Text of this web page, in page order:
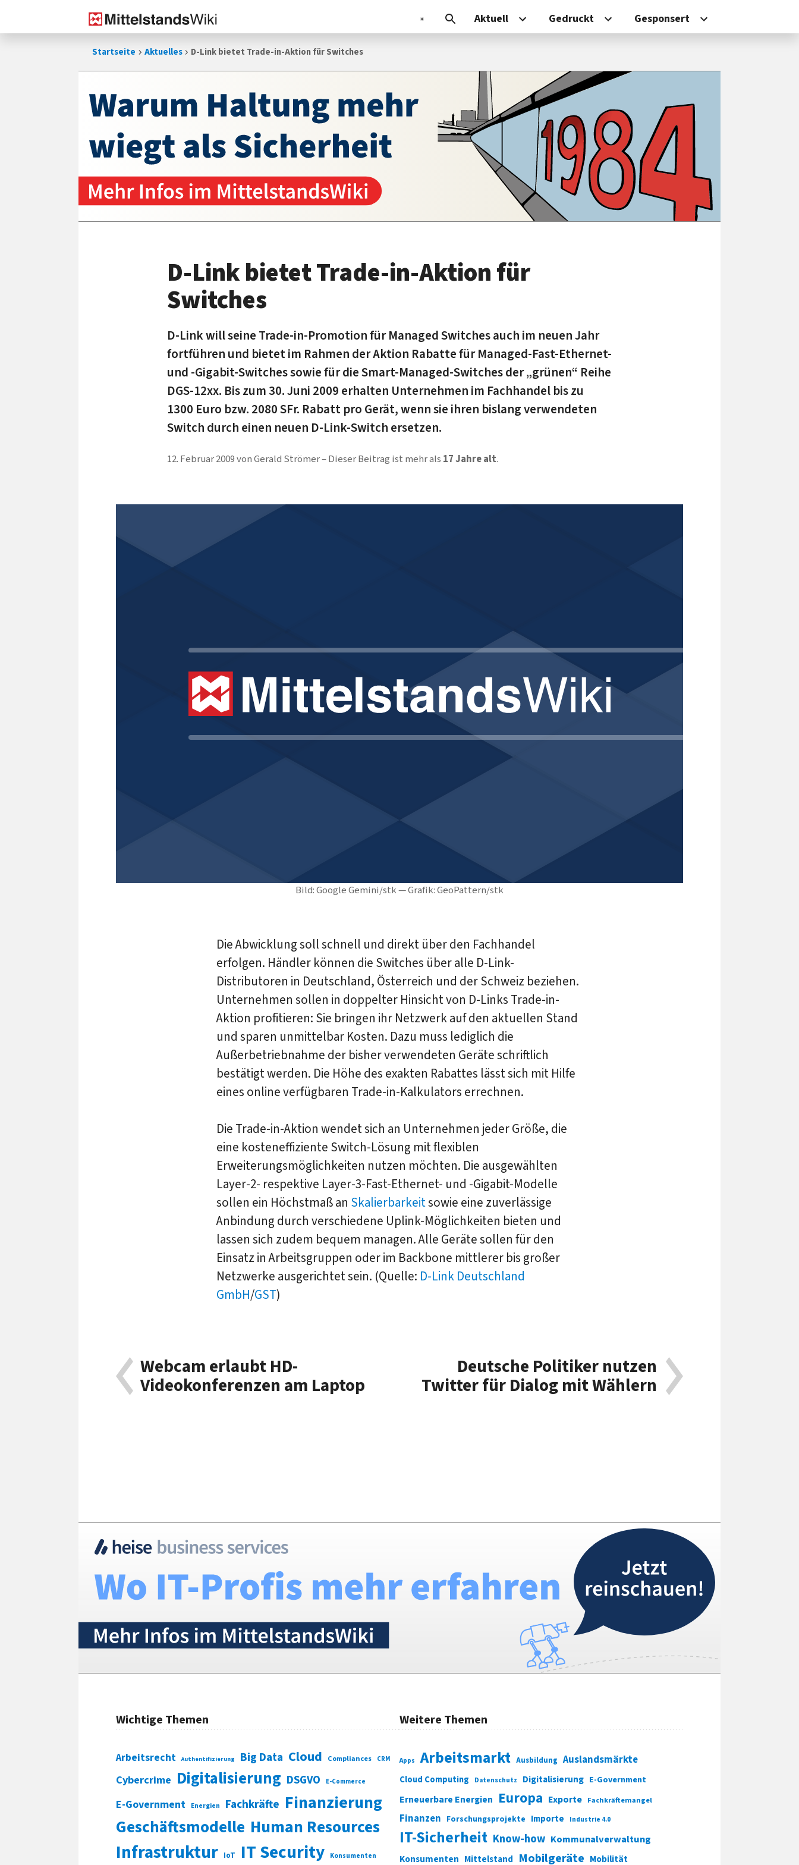
Aktuell Gedruckt Gesponsert
Startseite Aktuelles D-Link bietet Trade-in-Aktion für Switches
Bild: Google Gemini/stk — Grafik: GeoPattern/stk
D-Link bietet Trade-in-Aktion für
Switches
D-Link will seine Trade-in-Promotion für Managed Switches auch im neuen Jahr
fortführen und bietet im Rahmen der Aktion Rabatte für Managed-Fast-Ethernet-
und -Gigabit-Switches sowie für die Smart-Managed-Switches der „grünen“ Reihe
DGS-12xx. Bis zum 30. Juni 2009 erhalten Unternehmen im Fachhandel bis zu
1300 Euro bzw. 2080 SFr. Rabatt pro Gerät, wenn sie ihren bislang verwendeten
Switch durch einen neuen D-Link-Switch ersetzen.
12. Februar 2009vonGerald Strömer Dieser Beitrag ist mehr als 17 Jahre alt.
Die Abwicklung soll schnell und direkt über den Fachhandel
erfolgen. Händler können die Switches über alle D-Link-
Distributoren in Deutschland, Österreich und der Schweiz beziehen.
Unternehmen sollen in doppelter Hinsicht von D-Links Trade-in-
Aktion profitieren: Sie bringen ihr Netzwerk auf den aktuellen Stand
und sparen unmittelbar Kosten. Dazu muss lediglich die
Außerbetriebnahme der bisher verwendeten Geräte schriftlich
bestätigt werden. Die Höhe des exakten Rabattes lässt sich mit Hilfe
eines online verfügbaren Trade-in-Kalkulators errechnen.
Die Trade-in-Aktion wendet sich an Unternehmen jeder Größe, die
eine kosteneffiziente Switch-Lösung mit flexiblen
Erweiterungsmöglichkeiten nutzen möchten. Die ausgewählten
Layer-2- respektive Layer-3-Fast-Ethernet- und -Gigabit-Modelle
sollen ein Höchstmaß an Skalierbarkeitsowie eine zuverlässige
Anbindung durch verschiedene Uplink-Möglichkeiten bieten und
lassen sich zudem bequem managen. Alle Geräte sollen für den
Einsatz in Arbeitsgruppen oder im Backbone mittlerer bis großer
Netzwerke ausgerichtet sein. (Quelle: D-Link Deutschland
GmbH/GST)
Webcam erlaubt HD-
Videokonferenzen am Laptop
Deutsche Politiker nutzen
Twitter für Dialog mit Wählern
Wichtige Themen
Arbeitsrecht Authentifizierung Big Data Cloud Compliances CRM
Cybercrime Digitalisierung DSGVO E-Commerce
E-Government Energien Fachkräfte Finanzierung
Geschäftsmodelle Human Resources
Infrastruktur IoT IT Security Konsumenten
Weitere Themen
Apps Arbeitsmarkt Ausbildung Auslandsmärkte
Cloud Computing Datenschutz Digitalisierung E-Government
Erneuerbare Energien Europa Exporte Fachkräftemangel
Finanzen Forschungsprojekte Importe Industrie 4.0
IT-Sicherheit Know-how Kommunalverwaltung
Konsumenten Mittelstand Mobilgeräte Mobilität